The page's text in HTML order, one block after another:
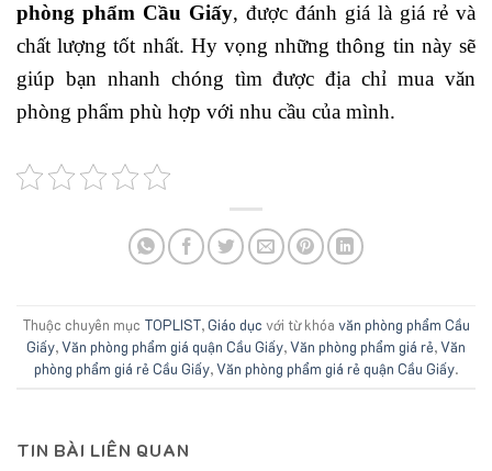
phòng phẩm Cầu Giấy, được đánh giá là giá rẻ và
chất lượng tốt nhất. Hy vọng những thông tin này sẽ
giúp bạn nhanh chóng tìm được địa chỉ mua văn
phòng phẩm phù hợp với nhu cầu của mình.
Thuộc chuyên mục TOPLIST,Giáo dục với từ khóa văn phòng phẩm Cầu
Giấy,Văn phòng phẩm giá quận Cầu Giấy,Văn phòng phẩm giá rẻ,Văn
phòng phẩm giá rẻ Cầu Giấy,Văn phòng phẩm giá rẻ quận Cầu Giấy.
TIN BÀI LIÊN QUAN